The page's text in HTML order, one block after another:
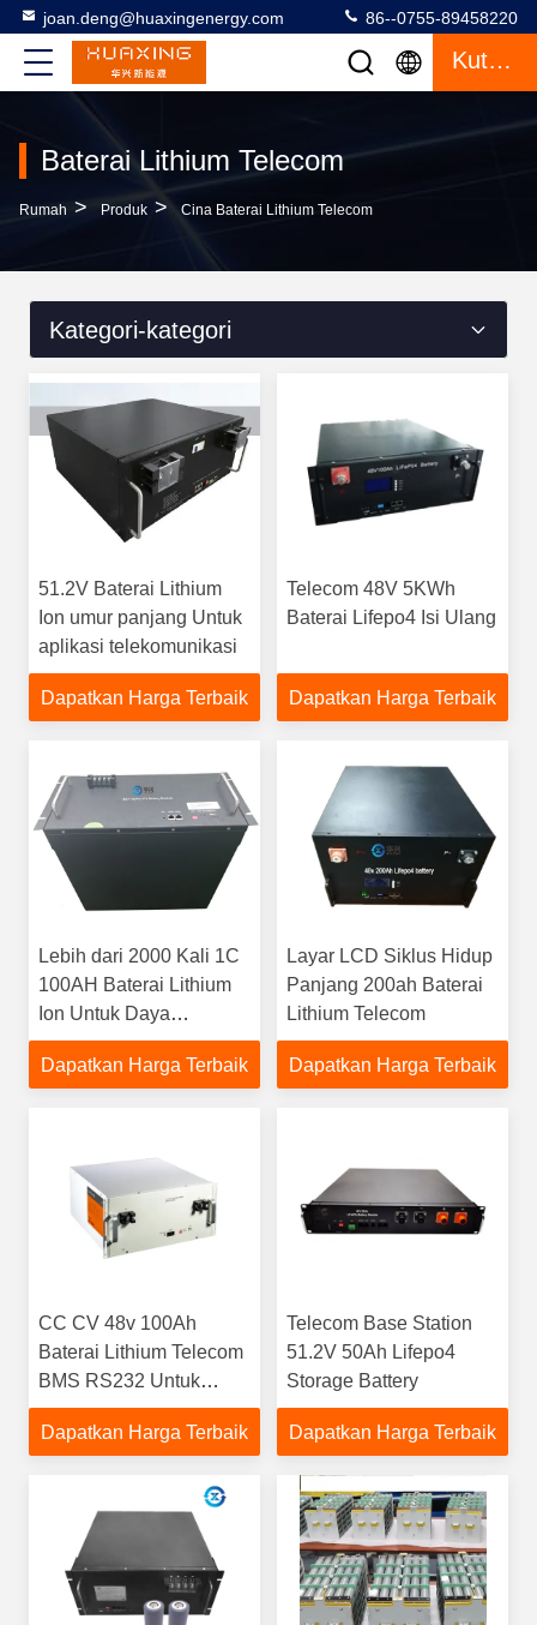
joan.deng@huaxingenergy.com 86--0755-89458220
Kutipan
Baterai Lithium Telecom
Rumah > Produk > Cina Baterai Lithium Telecom
Kategori-kategori
51.2V Baterai Lithium
Ion umur panjang Untuk
aplikasi telekomunikasi
Dapatkan Harga Terbaik
Telecom 48V 5KWh
Baterai Lifepo4 Isi Ulang
Dapatkan Harga Terbaik
Lebih dari 2000 Kali 1C
100AH ​​Baterai Lithium
Ion Untuk Daya
Cadangan
Dapatkan Harga Terbaik
Layar LCD Siklus Hidup
Panjang 200ah Baterai
Lithium Telecom
Dapatkan Harga Terbaik
CC CV 48v 100Ah
Baterai Lithium Telecom
BMS RS232 Untuk
Telekomunikasi
Dapatkan Harga Terbaik
Telecom Base Station
51.2V 50Ah Lifepo4
Storage Battery
Dapatkan Harga Terbaik